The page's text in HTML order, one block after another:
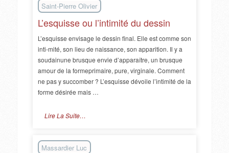
Saint-Pierre Olivier
L’esquisse ou l’intimité du dessin
L’esquisse envisage le dessin final. Elle est comme son
inti-mité, son lieu de naissance, son apparition. Il y a
soudainune brusque envie d’apparaître, un brusque
amour de la formeprimaire, pure, virginale. Comment
ne pas y succomber ? L’esquisse dévoile l’intimité de la
forme désirée mais …
Lire La Suite…
Massardier Luc